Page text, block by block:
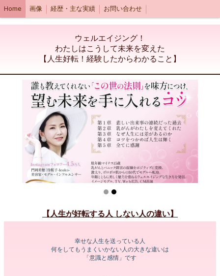
Home 画像 経歴・主な実績 お問い合わせ
ウェルエイジング！
わたしはこうして未来を変えた
【人生好転！経験したからわかること】
【人生が好転する人 しない人の違い】
幸せな人生を送っている人
何をしてもうまくいかない人の大きな違いは
「意識と感情」です